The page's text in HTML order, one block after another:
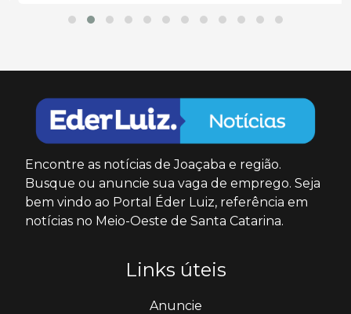
Encontre as notícias de Joaçaba e região.
Busque ou anuncie sua vaga de emprego. Seja
bem vindo ao Portal Éder Luiz, referência em
notícias no Meio-Oeste de Santa Catarina.
Links úteis
Anuncie